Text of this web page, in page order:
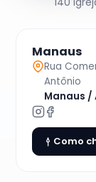
Manaus
Rua
Antônio
Manaus /
Como